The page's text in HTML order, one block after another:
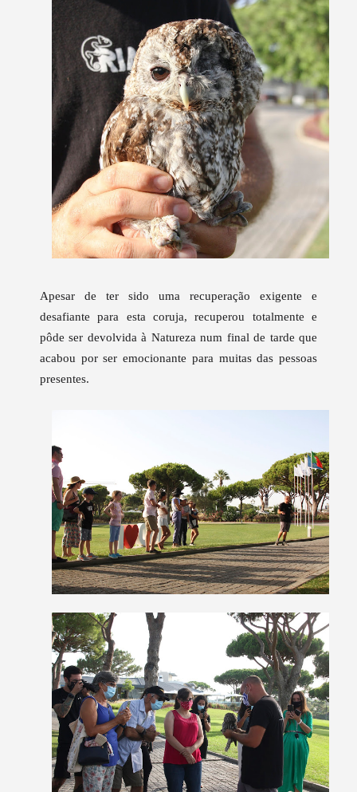
Apesar de ter sido uma recuperação exigente e
desafiante para esta coruja, recuperou totalmente e
pôde ser devolvida à Natureza num final de tarde que
acabou por ser emocionante para muitas das pessoas
presentes.